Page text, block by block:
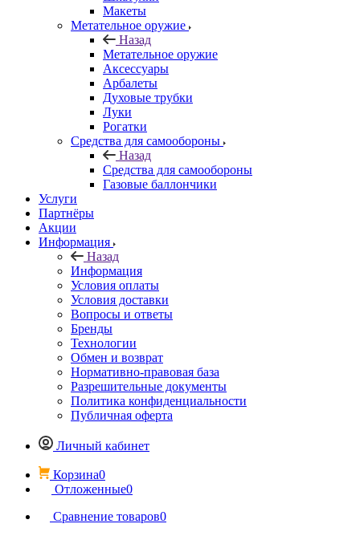
Макеты
Метательное оружие
Назад
Метательное оружие
Аксессуары
Арбалеты
Духовые трубки
Луки
Рогатки
Средства для самообороны
Назад
Средства для самообороны
Газовые баллончики
Услуги
Партнёры
Акции
Информация
Назад
Информация
Условия оплаты
Условия доставки
Вопросы и ответы
Бренды
Технологии
Обмен и возврат
Нормативно-правовая база
Разрешительные документы
Политика конфиденциальности
Публичная оферта
Личный кабинет
Корзина0
Отложенные0
Сравнение товаров0